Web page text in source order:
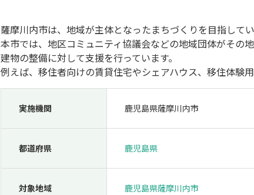
検索
薩摩川内市は、地域が主体となったまちづくりを目指してい
本市では、地区コミュニティ協議会などの地域団体がその
建物の整備に対して支援を行っています。
例えば、移住者向けの賃貸住宅やシェアハウス、移住体験用
実施機関 鹿児島県薩摩川内市
都道府県 鹿児島県
対象地域 鹿児島県薩摩川内市